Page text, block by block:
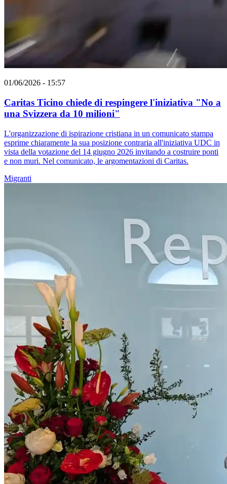
01/06/2026 - 15:57
Caritas Ticino chiede di respingere l'iniziativa "No a
una Svizzera da 10 milioni"
L'organizzazione di ispirazione cristiana in un comunicato stampa
esprime chiaramente la sua posizione contraria all'iniziativa UDC in
vista della votazione del 14 giugno 2026 invitando a costruire ponti
e non muri. Nel comunicato, le argomentazioni di Caritas.
Migranti